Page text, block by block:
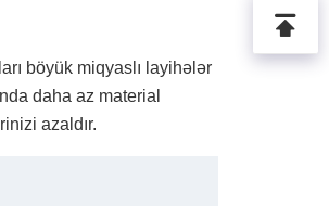
böyük miqyaslı layihələr
daha az material
azaldır.